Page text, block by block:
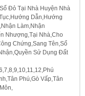
Đỏ Tại Nhà Huyện Nhà
Dẫn,Hướng
Làm,Nhận
Nhượng,Tại Nhà,Cho
Chứng,Sang Tên,Sổ
Sử Dụng Đất
Phú,Gò Vấp,Tân